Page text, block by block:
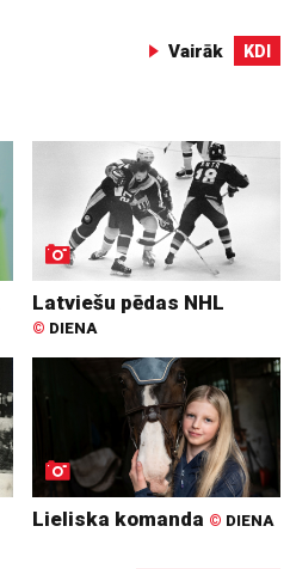
Vairāk KDI
Latviešu pēdas NHL
© DIENA
Lieliska komanda © DIENA